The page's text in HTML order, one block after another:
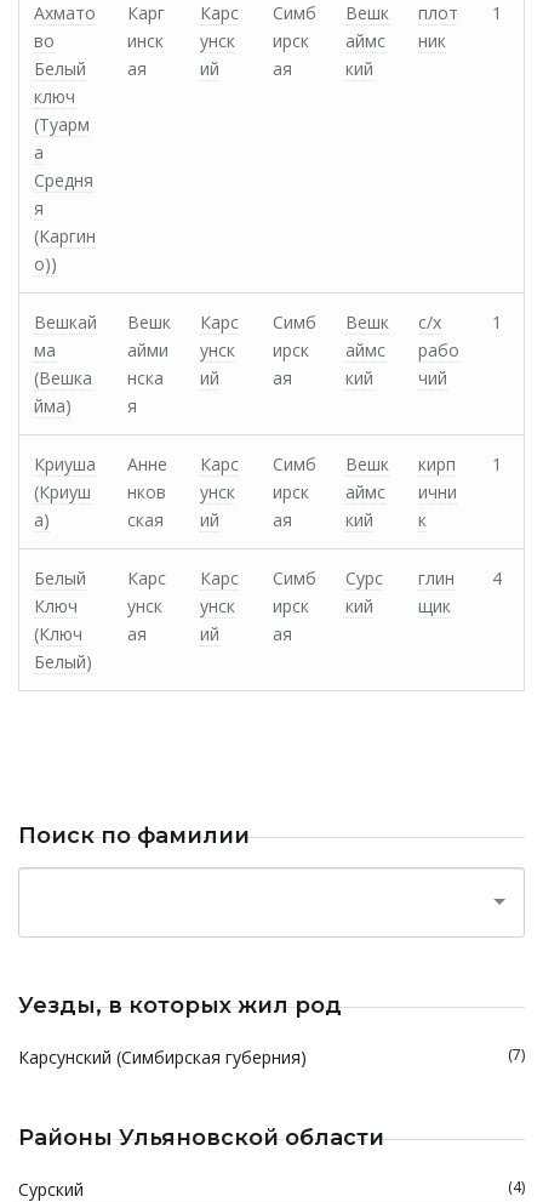
Ахмато
во
Белый
ключ
(Туарм
а
Средня
я
(Каргин
о))
Карг
инск
ая
Карс
унск
ий
Симб
ирск
ая
Вешк
аймс
кий
плот
ник
1
Вешкай
ма
(Вешка
йма)
Вешк
айми
нска
я
Карс
унск
ий
Симб
ирск
ая
Вешк
аймс
кий
с/х
рабо
чий
1
Криуша
(Криуш
а)
Анне
нков
ская
Карс
унск
ий
Симб
ирск
ая
Вешк
аймс
кий
кирп
ични
к
1
Белый
Ключ
(Ключ
Белый)
Карс
унск
ая
Карс
унск
ий
Симб
ирск
ая
Сурс
кий
глин
щик
4
Поиск по фамилии
Уезды, в которых жил род
Карсунский (Симбирская губерния) (7)
Районы Ульяновской области
Сурский (4)